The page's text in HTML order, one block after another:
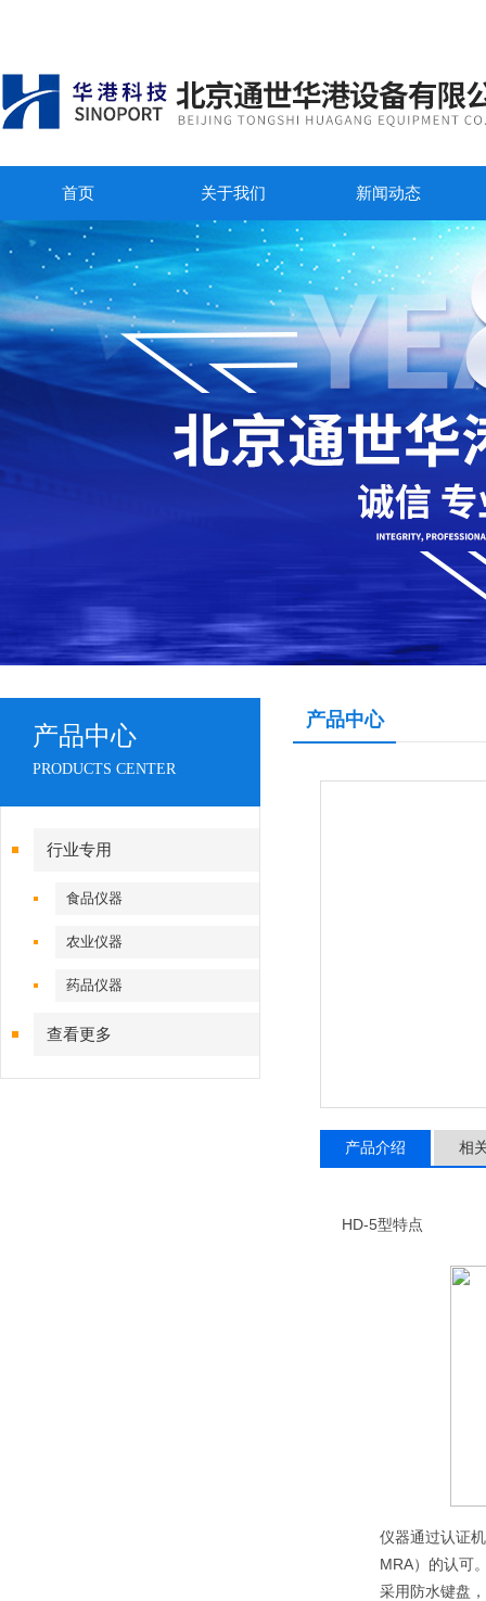
首页 关于我们 新闻动态
产品中心
PRODUCTS CENTER
行业专用
食品仪器
农业仪器
药品仪器
查看更多
产品中心
产品介绍 相
HD-5型特点
仪器通过认证
MRA）的认可
采用防水键盘